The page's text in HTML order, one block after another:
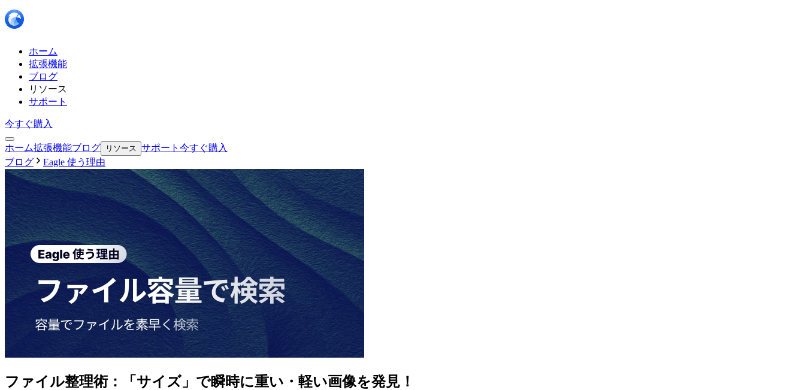
ホーム
拡張機能
ブログ
リソース
サポート
今すぐ購入
ホーム拡張機能ブログ リソース サポート 今すぐ購入
ブログ
Eagle 使う理由
ファイル整理術：「サイズ」で瞬時に重い・軽い画像を発見！